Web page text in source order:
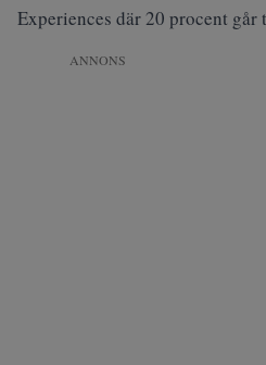
Experiences där 20 procent
ANNONS